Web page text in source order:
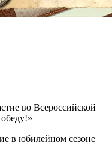
во Всероссийской
в юбилейном сезоне